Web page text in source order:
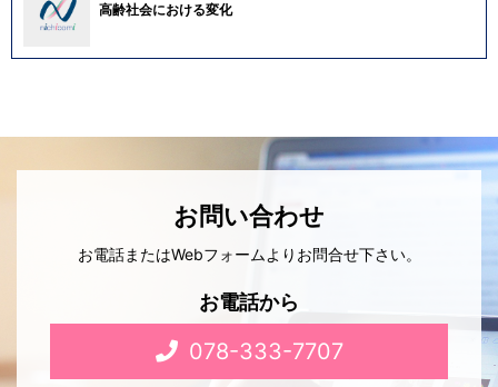
高齢社会における変化
お問い合わせ
お電話またはWebフォームよりお問合せ下さい。
お電話から
078-333-7707